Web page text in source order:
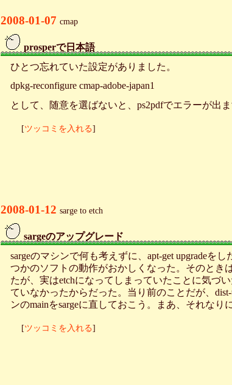
2008-01-07 cmap
prosperで日本語
ひとつ忘れていた設定がありました。
dpkg-reconfigure cmap-adobe-japan1
として、随意を選ばないと、ps2pdfでエラーが出ま
[ツッコミを入れる]
2008-01-12 sarge to etch
sargeのアップグレード
sargeのマシンで何も考えずに、apt-get upgradeを
つかのソフトの動作がおかしくなった。そのとき
たが、実はetchになってしまっていたことに気づい
ていなかったからだった。当り前のことだが、
ンのmainをsargeに直しておこう。まあ、それなり
[ツッコミを入れる]